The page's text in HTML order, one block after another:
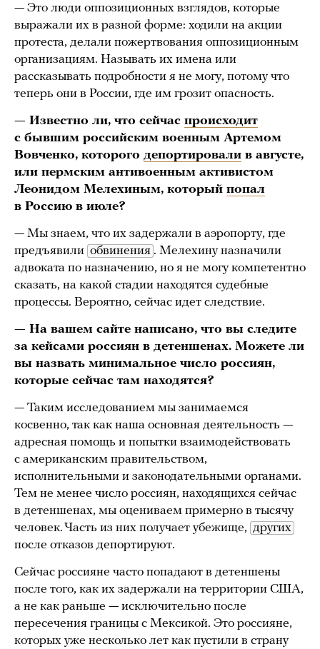
— Это люди оппозиционных взглядов, которые
выражали их в разной форме: ходили на акции
протеста, делали пожертвования оппозиционным
организациям. Называть их имена или
рассказывать подробности я не могу, потому что
теперь они в России, где им грозит опасность.
— Известно ли, что сейчас происходит
с бывшим российским военным Артемом
Вовченко, которого депортировали в августе,
или пермским антивоенным активистом
Леонидом Мелехиным, который попал
в Россию в июле?
— Мы знаем, что их задержали в аэропорту, где
предъявили обвинения . Мелехину назначили
адвоката по назначению, но я не могу компетентно
сказать, на какой стадии находятся судебные
процессы. Вероятно, сейчас идет следствие.
— На вашем сайте написано, что вы следите
за кейсами россиян в детеншенах. Можете ли
вы назвать минимальное число россиян,
которые сейчас там находятся?
— Таким исследованием мы занимаемся
косвенно, так как наша основная деятельность —
адресная помощь и попытки взаимодействовать
с американским правительством,
исполнительными и законодательными органами.
Тем не менее число россиян, находящихся сейчас
в детеншенах, мы оцениваем примерно в тысячу
человек. Часть из них получает убежище, других
после отказов депортируют.
Сейчас россияне часто попадают в детеншены
после того, как их задержали на территории США,
а не как раньше — исключительно после
пересечения границы с Мексикой. Это россияне,
которых уже несколько лет как пустили в страну